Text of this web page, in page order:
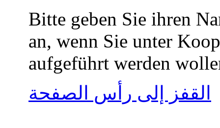
Bitte geben Sie ihren
an, wenn Sie unter
aufgeführt werden
القفز إلى رأس الصفحة